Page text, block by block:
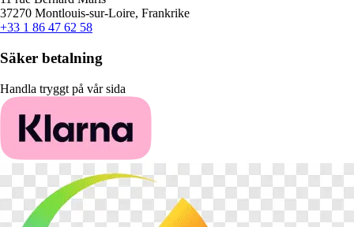
37270 Montlouis-sur-Loire, Frankrike
+33 1 86 47 62 58
Säker betalning
Handla tryggt på vår sida